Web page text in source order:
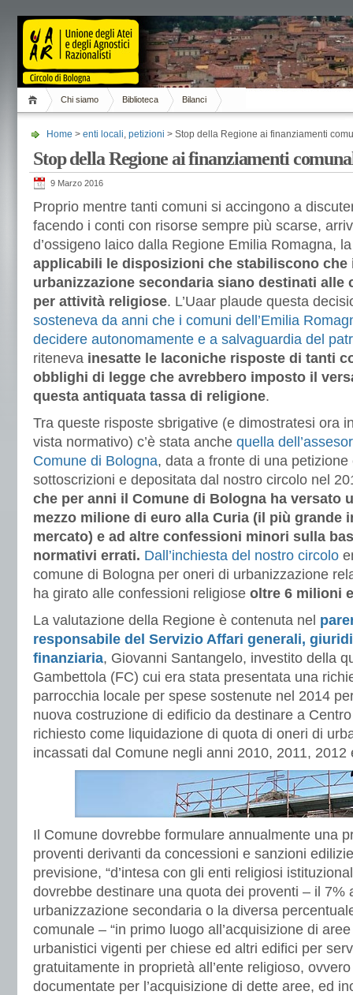
Chi siamo Biblioteca Bilanci
Home > enti locali, petizioni > Stop della Regione ai finanziamenti
Stop della Regione ai finanziamenti
9 Marzo 2016
Proprio mentre tanti comuni si accingono a
facendo i conti con risorse sempre più scarse,
d’ossigeno laico dalla Regione Emilia Romagna,
applicabili le disposizioni che stabiliscono che
urbanizzazione secondaria siano destinati alle
per attività religiose. L’Uaar plaude questa
sosteneva da anni che i comuni dell’Emilia
decidere autonomamente e a salvaguardia del
riteneva inesatte le laconiche risposte di tanti
obblighi di legge che avrebbero imposto il
questa antiquata tassa di religione.
Tra queste risposte sbrigative (e dimostratesi ora
vista normativo) c’è stata anche quella
Comune di Bologna, data a fronte di una
sottoscrizioni e depositata dal nostro circolo nel
che per anni il Comune di Bologna ha versato
mezzo milione di euro alla Curia (il più grande
mercato) e ad altre confessioni minori sulla
normativi errati. Dall’inchiesta del nostro circolo
comune di Bologna per oneri di urbanizzazione
ha girato alle confessioni religiose oltre 6 milioni
La valutazione della Regione è contenuta nel
responsabile del Servizio Affari generali,
finanziaria, Giovanni Santangelo, investito della
Gambettola (FC) cui era stata presentata una
parrocchia locale per spese sostenute nel 2014
nuova costruzione di edificio da destinare a
richiesto come liquidazione di quota di oneri di
incassati dal Comune negli anni 2010, 2011, 2012
Il Comune dovrebbe formulare annualmente una
proventi derivanti da concessioni e sanzioni
previsione, “d’intesa con gli enti religiosi
dovrebbe destinare una quota dei proventi – il 7%
urbanizzazione secondaria o la diversa
comunale – “in primo luogo all’acquisizione di
urbanistici vigenti per chiese ed altri edifici per
gratuitamente in proprietà all’ente religioso,
documentate per l’acquisizione di dette aree, ed